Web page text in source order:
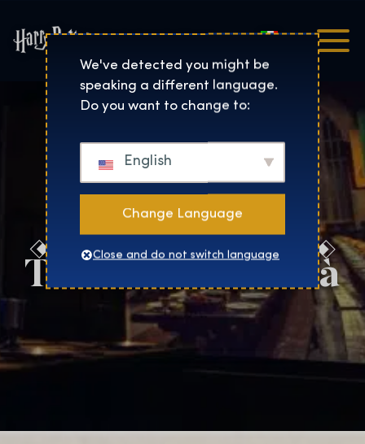
Harry Potter™: The
Italiano
Trova la tua città
We've detected you might be
speaking a different language.
Do you want to change to:
English
Change Language
Close and do not switch language